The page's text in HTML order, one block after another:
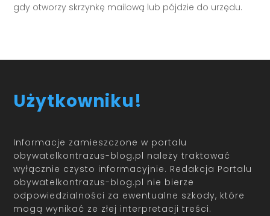
gdy otworzy skrzynkę mailową lub pójdzie do urzędu.
Użytkowniku!
Informacje zamieszczone w portalu
obywatelkontrazus-blog.pl należy traktować
wyłącznie czysto informacyjnie. Redakcja Portalu
obywatelkontrazus-blog.pl nie bierze
odpowiedzialności za ewentualne szkody, które
mogą wynikać ze złej interpretacji treści.